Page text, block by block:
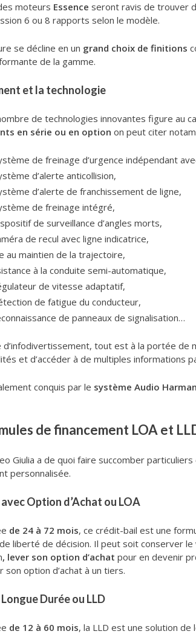
moteurs Essence seront ravis de trouver
6 ou 8 rapports selon le modèle.
se décline en un grand choix de finitions
de la gamme.
et la technologie
de technologies innovantes figure au
en série ou en option on peut citer
de freinage d’urgence indépendant
d’alerte anticollision,
d’alerte de franchissement de ligne,
de freinage intégré,
de surveillance d’angles morts,
de recul avec ligne indicatrice,
au maintien de la trajectoire,
à la conduite semi-automatique,
de vitesse adaptatif,
de fatigue du conducteur,
de panneaux de signalisation…
d’infodivertissement, tout est à la portée de
et d’accéder à de multiples informations
conquis par le système Audio
de financement LOA et
Giulia a de quoi faire succomber
personnalisée.
Option d’Achat ou LOA
de 24 à 72 mois, ce crédit-bail est une
liberté de décision. Il peut soit conserver
, lever son option d’achat pour en devenir
son option d’achat à un tiers.
Durée ou LLD
de 12 à 60 mois, la LLD est une solution de